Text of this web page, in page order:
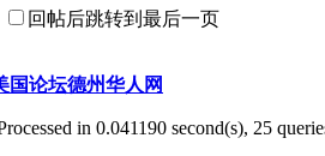
回帖后跳转到最后一页
国论坛德州华人网
in 0.041190 second(s), 25